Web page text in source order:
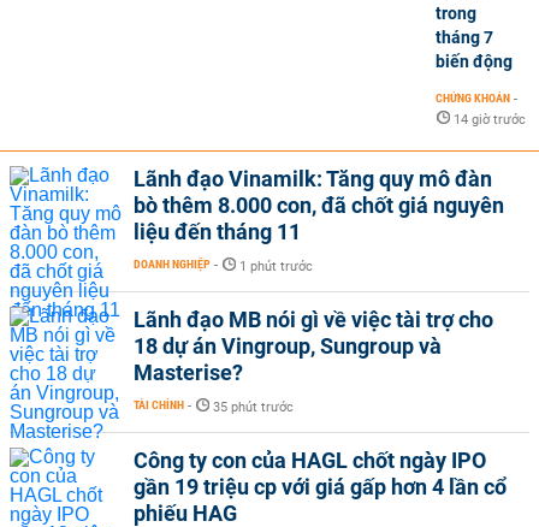
trong
tháng 7
biến động
CHỨNG KHOÁN -
14 giờ trước
Lãnh đạo Vinamilk: Tăng quy mô đàn
bò thêm 8.000 con, đã chốt giá nguyên
liệu đến tháng 11
DOANH NGHIỆP - 1 phút trước
Lãnh đạo MB nói gì về việc tài trợ cho
18 dự án Vingroup, Sungroup và
Masterise?
TÀI CHÍNH - 35 phút trước
Công ty con của HAGL chốt ngày IPO
gần 19 triệu cp với giá gấp hơn 4 lần cổ
phiếu HAG